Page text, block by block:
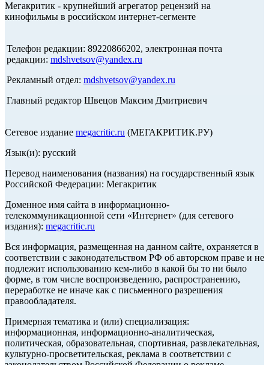
Мегакритик - крупнейший агрегатор рецензий на
кинофильмы в российском интернет-сегменте
Телефон редакции: 89220866202, электронная почта
редакции: mdshvetsov@yandex.ru
Рекламный отдел: mdshvetsov@yandex.ru
Главный редактор Швецов Максим Дмитриевич
Сетевое издание megacritic.ru (МЕГАКРИТИК.РУ)
Язык(и): русский
Перевод наименования (названия) на государственный язык
Российской Федерации: Мегакритик
Доменное имя сайта в информационно-
телекоммуникационной сети «Интернет» (для сетевого
издания): megacritic.ru
Вся информация, размещенная на данном сайте, охраняется в
соответствии с законодательством РФ об авторском праве и не
подлежит использованию кем-либо в какой бы то ни было
форме, в том числе воспроизведению, распространению,
переработке не иначе как с письменного разрешения
правообладателя.
Примерная тематика и (или) специализация:
информационная, информационно-аналитическая,
политическая, образовательная, спортивная, развлекательная,
культурно-просветительская, реклама в соответствии с